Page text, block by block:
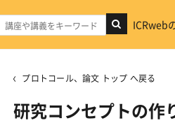
ICRweb
プロトコール、論文 トップ へ戻る
研究コンセプトの作